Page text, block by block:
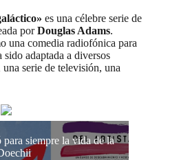
es una célebre serie de
porDouglas Adams.
una comedia radiofónica para
adaptada a diversos
serie de televisión, una
siempre la vida de la